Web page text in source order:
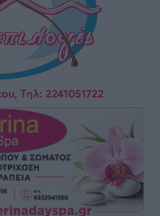
στις 21 Αυγούστου
Επιτροπής Ρόδου
νέο απόκτημα ο